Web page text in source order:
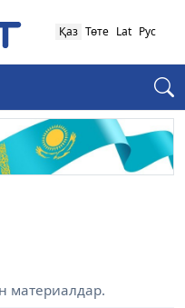
Қаз Төте Lat Рус
материалдар.